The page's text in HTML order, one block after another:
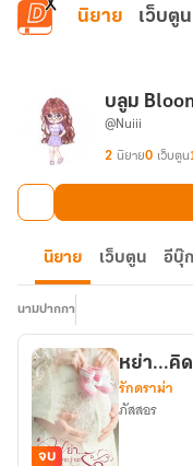
ข้ามไปยังเนื้อหาหลัก
นิยาย เว็บตูน
บลูม
@Nuiii
2 นิยาย0 เว็บตูน
นิยาย เว็บตูน อีบุ๊ก
นามปากกา
จบ
หย่า...คิ
รักดราม่า
ภัสสอร